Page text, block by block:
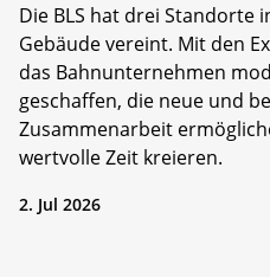
Die BLS hat drei Standorte
Gebäude vereint. Mit den
das Bahnunternehmen
geschaffen, die neue und
Zusammenarbeit
wertvolle Zeit kreieren.
2. Jul 2026